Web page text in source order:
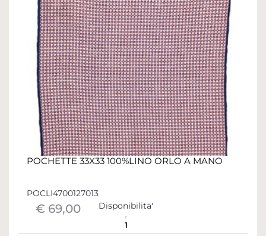
POCHETTE 33X33 100%LINO ORLO A MANO
POCLI4700127013
€ 69,00 Disponibilita'
1